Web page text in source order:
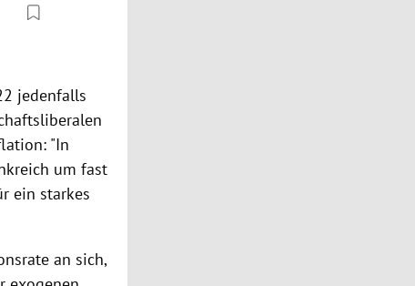
jedenfalls
"In
um fast
ein starkes
an sich,